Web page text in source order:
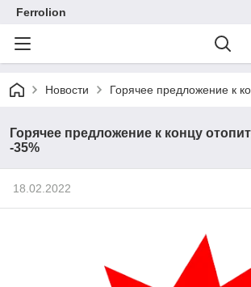
Ferrolion
Новости Горячее предложение к
Горячее предложение к концу
-35%
18.02.2022